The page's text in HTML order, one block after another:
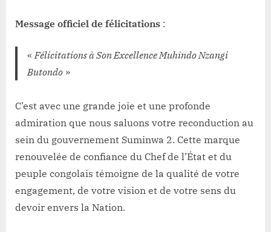
Message officiel de félicitations :
«Félicitations à Son Excellence Muhindo Nzangi
Butondo »
C’est avec une grande joie et une profonde
admiration que nous saluons votre reconduction au
sein du gouvernement Suminwa 2. Cette marque
renouvelée de confiance du Chef de l’État et du
peuple congolais témoigne de la qualité de votre
engagement, de votre vision et de votre sens du
devoir envers la Nation.